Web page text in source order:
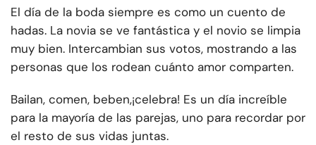
El día de la boda siempre es como un cuento de
hadas. La novia se ve fantástica y el novio se limpia
muy bien. Intercambian sus votos, mostrando a las
personas que los rodean cuánto amor comparten.
Bailan, comen, beben,¡celebra! Es un día increíble
para la mayoría de las parejas, uno para recordar por
el resto de sus vidas juntas.